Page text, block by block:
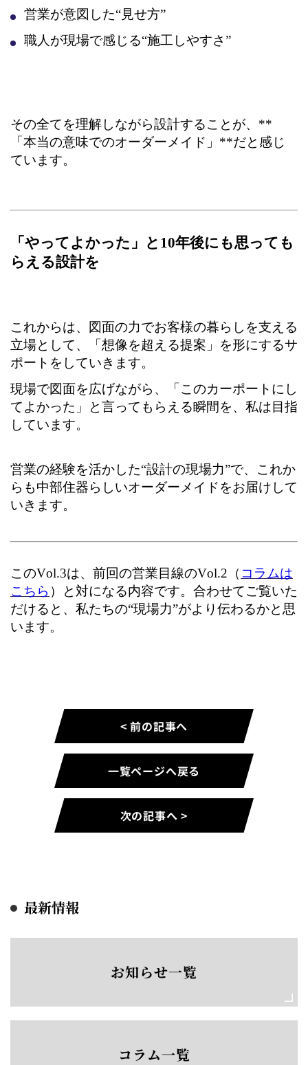
営業が意図した“見せ方”
職人が現場で感じる“施工しやすさ”
その全てを理解しながら設計することが、**
「本当の意味でのオーダーメイド」**だと感じ
ています。
「やってよかった」と10年後にも思っても
らえる設計を
これからは、図面の力でお客様の暮らしを支える
立場として、「想像を超える提案」を形にするサ
ポートをしていきます。
現場で図面を広げながら、「このカーポートにし
てよかった」と言ってもらえる瞬間を、私は目指
しています。
営業の経験を活かした“設計の現場力”で、これか
らも中部住器らしいオーダーメイドをお届けして
いきます。
このVol.3は、前回の営業目線のVol.2（ コラムは
こちら ）と対になる内容です。合わせてご覧いた
だけると、私たちの“現場力”がより伝わるかと思
います。
< 前の記事へ
一覧ページへ戻る
次の記事へ >
最新情報
お知らせ一覧
コラム一覧